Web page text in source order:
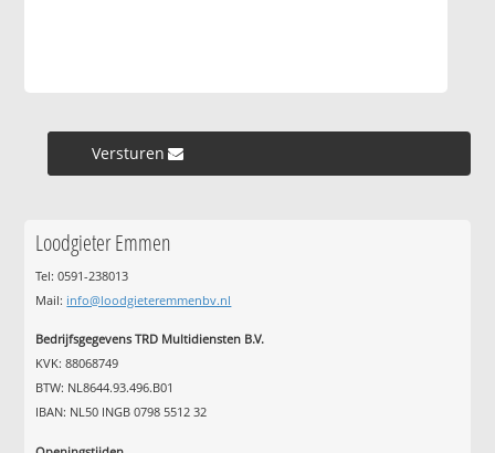
Versturen »
Loodgieter Emmen
Tel: 0591-238013
Mail: info@loodgieteremmenbv.nl
Bedrijfsgegevens TRD Multidiensten B.V.
KVK: 88068749
BTW: NL8644.93.496.B01
IBAN: NL50 INGB 0798 5512 32